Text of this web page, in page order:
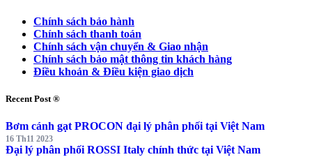
Chính sách bảo hành
Chính sách thanh toán
Chính sách vận chuyển & Giao nhận
Chính sách bảo mật thông tin khách hàng
Điều khoản & Điều kiện giao dịch
Recent Post ®
Bơm cánh gạt PROCON đại lý phân phối tại Việt Nam
16 Th11 2023
Đại lý phân phối ROSSI Italy chính thức tại Việt Nam